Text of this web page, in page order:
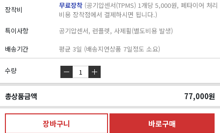
장착비 무료장착 (공기압센서(TPMS) 1개당 5,000원, 폐타이어 처리
비용 장착점에서 결제하시면 됩니다.)
특이사항
공기압센서, 런플렛, 사제휠(별도비용 발생)
배송기간
평균 3일 (배송지연상품 7일정도 소요)
수량
총상품금액 77,000원